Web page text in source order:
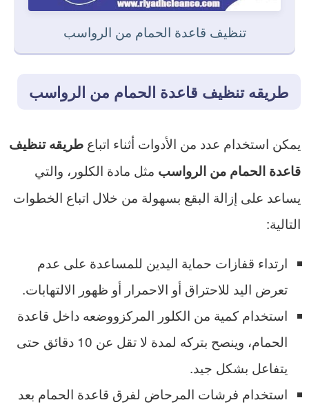
تنظيف قاعدة الحمام من الرواسب
طريقه تنظيف قاعدة الحمام من الرواسب
يمكن استخدام عدد من الأدوات أثناء اتباع طريقه تنظيف
قاعدة الحمام من الرواسب مثل مادة الكلور، والتي
يساعد على إزالة البقع بسهولة من خلال اتباع الخطوات
التالية:
ارتداء قفازات حماية اليدين للمساعدة على عدم
تعرض اليد للاحتراق أو الاحمرار أو ظهور الالتهابات.
استخدام كمية من الكلور المركزووضعه داخل قاعدة
الحمام، وينصح بتركه لمدة لا تقل عن 10 دقائق حتى
يتفاعل بشكل جيد.
استخدام فرشات المرحاض لفرق قاعدة الحمام بعد